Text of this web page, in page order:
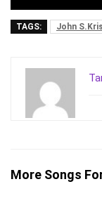
TAGS: John
More Songs